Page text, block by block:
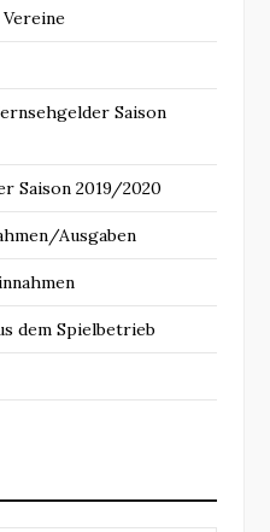
Vereine
Saison
Saison 2019/2020
Ausgaben
dem Spielbetrieb